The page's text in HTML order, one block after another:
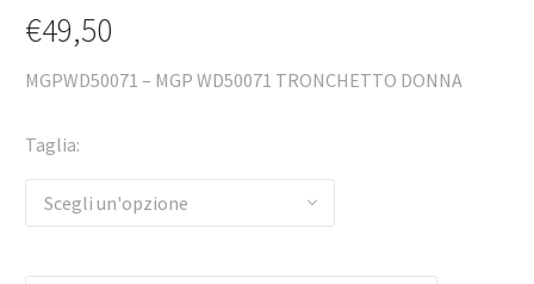
€49,50
MGPWD50071 – MGP WD50071 TRONCHETTO DONNA
Taglia
Scegli un'opzione